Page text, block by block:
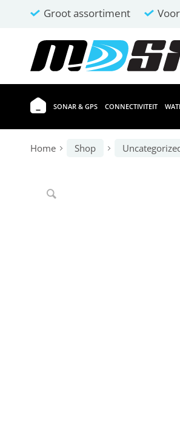
Groot assortiment
SONAR & GPS CONNECTIVITEIT
Home Shop